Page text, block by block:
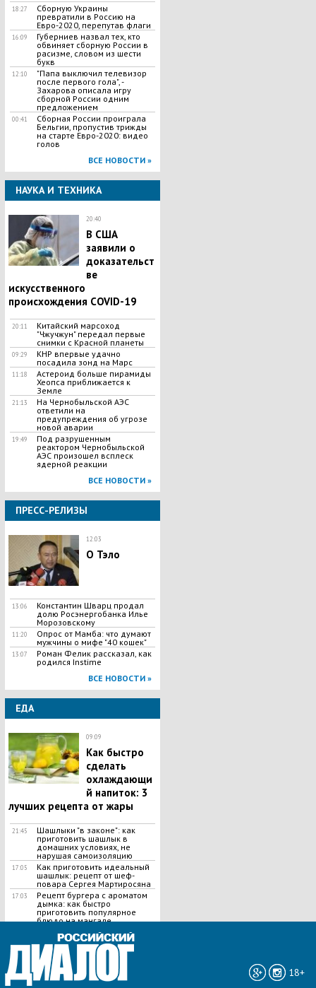
18:27
Сборную Украины
превратили в Россию на
Евро-2020, перепутав флаги
16:09
Губерниев назвал тех, кто
обвиняет сборную России в
расизме, словом из шести
букв
12:10
"​Папа выключил телевизор
после первого гола", -
Захарова описала игру
сборной России одним
предложением
00:41
Сборная России проиграла
Бельгии, пропустив трижды
на старте Евро-2020: видео
голов
ВСЕ НОВОСТИ »
НАУКА И ТЕХНИКА
20:40
В США
заявили о
доказательст
ве
искусственного
происхождения COVID-19
20:11
Китайский марсоход
"Чжучжун" передал первые
снимки с Красной планеты
09:29
КНР впервые удачно
посадила зонд на Марс
11:18
Астероид больше пирамиды
Хеопса приближается к
Земле
21:13
На Чернобыльской АЭС
ответили на
предупреждения об угрозе
новой аварии
19:49
Под разрушенным
реактором Чернобыльской
АЭС произошел всплеск
ядерной реакции
ВСЕ НОВОСТИ »
ПРЕСС-РЕЛИЗЫ
12:03
О Тэло
13:06
Константин Шварц продал
долю Росэнергобанка Илье
Морозовскому
11:20
Опрос от Мамба: что думают
мужчины о мифе "40 кошек"
13:07
Роман Фелик рассказал, как
родился Instime
ВСЕ НОВОСТИ »
ЕДА
09:09
Как быстро
сделать
охлаждающи
й напиток: 3
лучших рецепта от жары
21:45
Шашлыки "в законе": как
приготовить шашлык в
домашних условиях, не
нарушая самоизоляцию
17:05
Как приготовить идеальный
шашлык​: рецепт от шеф-
повара Сергея Мартиросяна
17:03
Рецепт бургера с ароматом
дымка: как быстро
приготовить популярное
блюдо на мангале
ВСЕ НОВОСТИ »
18+